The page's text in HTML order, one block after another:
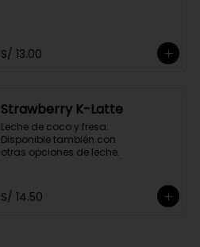
S/ 13.00
Strawberry K-Latte
Leche de coco y fresa.
Disponible también con
otras opciones de leche.
S/ 14.50